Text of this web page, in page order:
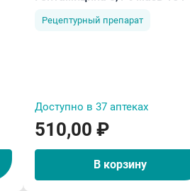
Рецептурный препарат
Доступно в 37 аптеках
510,00 ₽
В корзину